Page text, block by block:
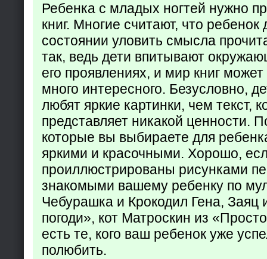
Ребенка с младых ногтей нужно
книг. Многие считают, что ребенок
состоянии уловить смысла
так, ведь дети впитывают
его проявлениях, и мир книг
много интересного. Безусловно,
любят яркие картинки, чем текст,
представляет никакой ценности.
которые вы выбираете для
яркими и красочными. Хорошо,
проиллюстрированы рисунками
знакомыми вашему ребенку по
Чебурашка и Крокодил Гена, Заяц
погоди», кот Матроскин из
есть те, кого ваш ребенок уже
полюбить.